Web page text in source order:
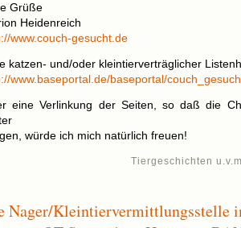
Grüße
Heidenreich
www.couch-gesucht.de
katzen- und/oder kleintierverträglicher
www.baseportal.de/baseportal/
eine Verlinkung der Seiten, so daß die
würde ich mich natürlich freuen!
Tiergeschichten
Nager/Kleintiervermittlungsstelle